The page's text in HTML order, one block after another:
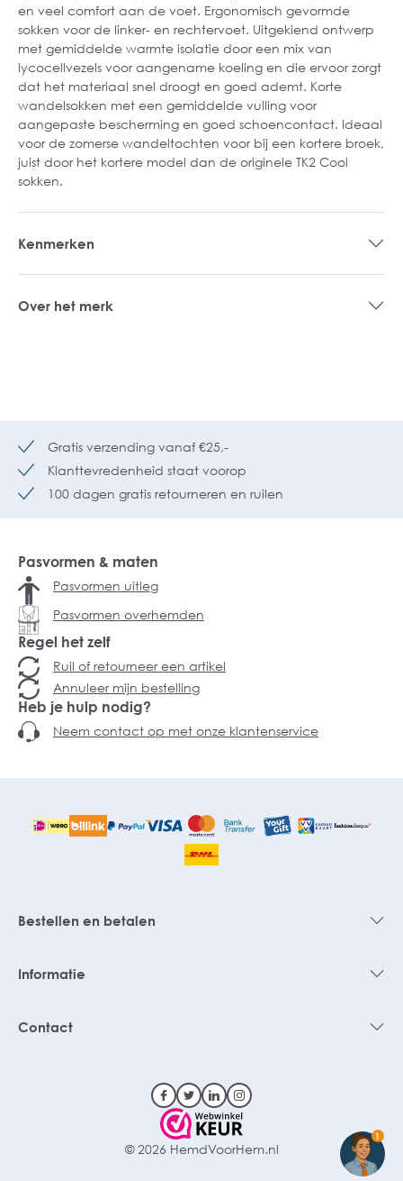
en veel comfort aan de voet. Ergonomisch gevormde
sokken voor de linker- en rechtervoet. Uitgekiend ontwerp
met gemiddelde warmte isolatie door een mix van
lycocellvezels voor aangename koeling en die ervoor zorgt
dat het materiaal snel droogt en goed ademt. Korte
wandelsokken met een gemiddelde vulling voor
aangepaste bescherming en goed schoencontact. Ideaal
voor de zomerse wandeltochten voor bij een kortere broek,
juist door het kortere model dan de originele TK2 Cool
sokken.
Kenmerken
Over het merk
Gratis verzending vanaf €25,-
Klanttevredenheid staat voorop
100 dagen gratis retourneren en ruilen
Pasvormen & maten
Pasvormen uitleg
Pasvormen overhemden
Regel het zelf
Ruil of retourneer een artikel
Annuleer mijn bestelling
Heb je hulp nodig?
Neem contact op met onze klantenservice
Bestellen en betalen
Informatie
Contact
© 2026 HemdVoorHem.nl
1